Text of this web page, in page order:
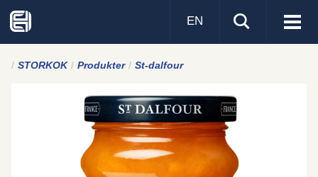
Visa
EN
STORKOK Produkter St-dalfour